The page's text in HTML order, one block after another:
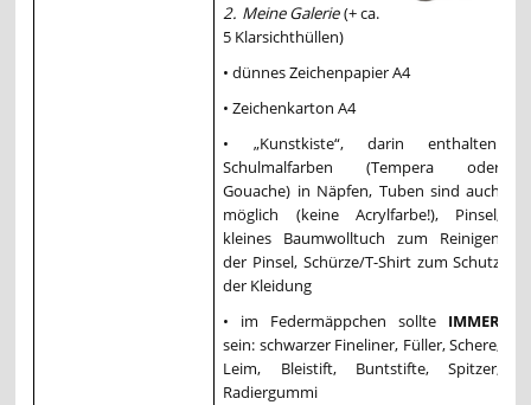
2. Meine Galerie(+ ca.
5 Klarsichthüllen)
• dünnes Zeichenpapier A4
• Zeichenkarton A4
• „Kunstkiste“, darin enthalten:
Schulmalfarben (Tempera oder
Gouache) in Näpfen, Tuben sind auch
möglich (keine Acrylfarbe!), Pinsel,
kleines Baumwolltuch zum Reinigen
der Pinsel, Schürze/T-Shirt zum Schutz
der Kleidung
• im Federmäppchen sollte IMMER
sein: schwarzer Fineliner, Füller, Schere,
Leim, Bleistift, Buntstifte, Spitzer,
Radiergummi